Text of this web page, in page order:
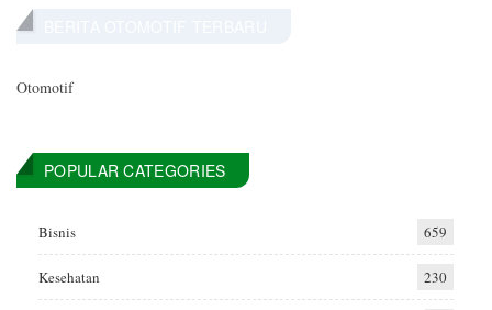
Otomotif
POPULAR CATEGORIES
Bisnis 659
Kesehatan 230